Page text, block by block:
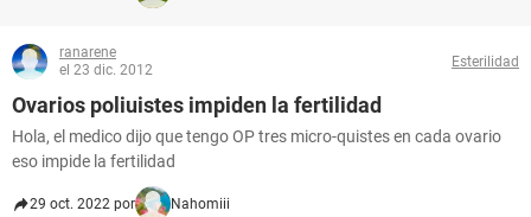
ranarene
el 23 dic. 2012
Esterilidad
Ovarios poliuistes impiden la fertilidad
Hola, el medico dijo que tengo OP tres micro-quistes en cada ovario
eso impide la fertilidad
29 oct. 2022 por Nahomiii